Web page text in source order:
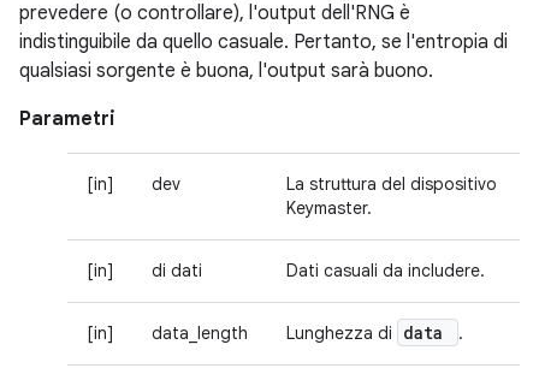
prevedere (o controllare), l'output dell'RNG è
indistinguibile da quello casuale. Pertanto, se l'entropia di
qualsiasi sorgente è buona, l'output sarà buono.
Parametri
[in] dev
La struttura del dispositivo
Keymaster.
[in] di dati Dati casuali da includere.
[in] data_length Lunghezza di data .